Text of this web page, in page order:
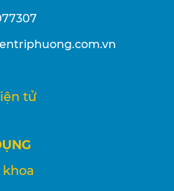
tử
khoa